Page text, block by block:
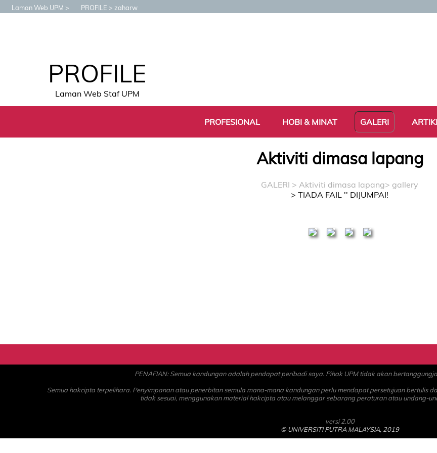
Laman Web UPM PROFILE zaharw
PROFILE
Laman Web Staf UPM
PROFESIONAL HOBI & MINAT GALERI
Aktiviti dimasa lapang
GALERI > Aktiviti dimasa lapang> gallery
> TIADA FAIL '' DIJUMPAI!
PENAFIAN: Semua kandungan adalah pendapat peribadi saya. Pihak UPM tidak akan
Semua hakcipta terpelihara. Penyimpanan atau penerbitan semula mana-mana kandungan perlu mendapat persetujuan bertulis
tidak sesuai, menggunakan material hakcipta atau melanggar sebarang peraturan atau undang-
versi 2.00
© UNIVERSITI PUTRA MALAYSIA, 2019